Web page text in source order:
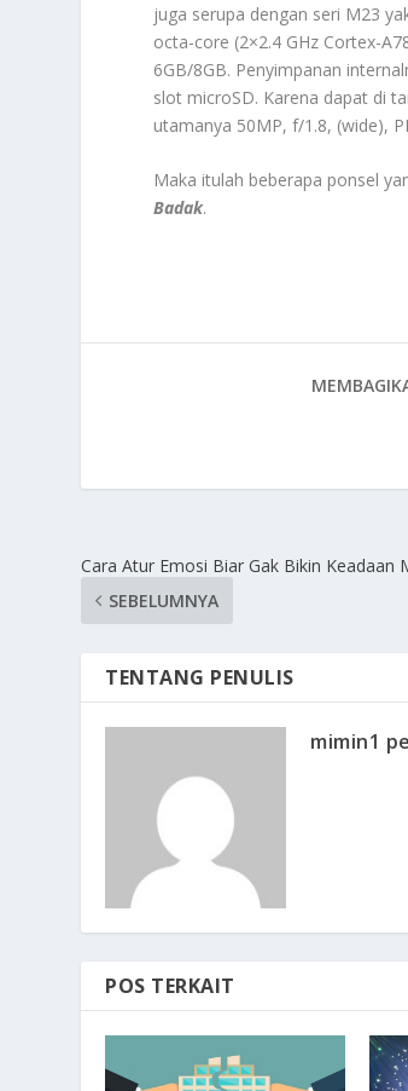
juga serupa dengan seri M23
octa-core (2×2.4 GHz Cortex-
6GB/8GB. Penyimpanan
slot microSD. Karena dapat di
utamanya 50MP, f/1.8, (wide),
Maka itulah beberapa ponsel
Badak.
Cara Atur Emosi Biar Gak Bikin Keadaan
SEBELUMNYA
TENTANG PENULIS
mimin1
POS TERKAIT